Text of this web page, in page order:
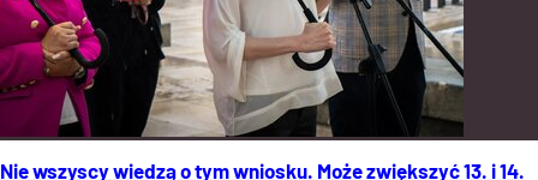
Nie wszyscy wiedzą o tym wniosku. Może zwiększyć 13. i 14.